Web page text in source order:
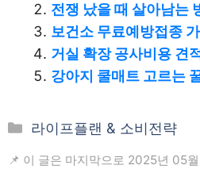
전쟁 났을 때 살아남는
보건소 무료예방접종
거실 확장 공사비용 견
강아지 쿨매트 고르는
카
라이프플랜 & 소비전략
📌 이 글은 마지막으로 2025년 05